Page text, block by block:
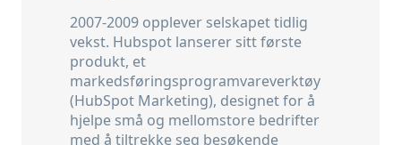
2007-2009 opplever selskapet tidlig
vekst. Hubspot lanserer sitt første
produkt, et
markedsføringsprogramvareverktøy
(HubSpot Marketing), designet for å
hjelpe små og mellomstore bedrifter
med å tiltrekke seg besøkende